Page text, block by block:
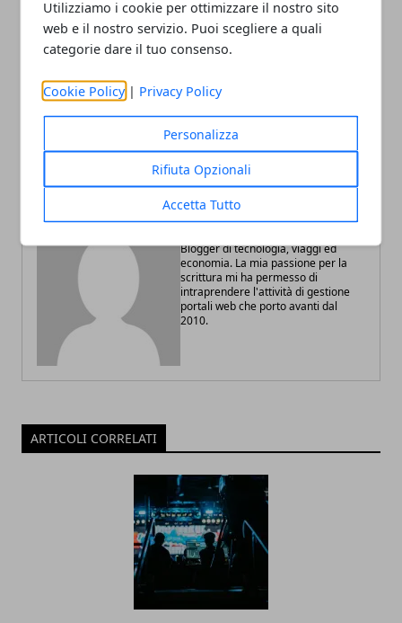
Utilizziamo i cookie per ottimizzare il nostro sito
web e il nostro servizio. Puoi scegliere a quali
categorie dare il tuo consenso.
Cookie Policy | Privacy Policy
Personalizza
Rifiuta Opzionali
Accetta Tutto
I migliori tools che un seo
professionista dovrebbe
Luce blu: quali sono i rischi
Redazione
Blogger di tecnologia, viaggi ed
economia. La mia passione per la
scrittura mi ha permesso di
intraprendere l'attività di gestione
portali web che porto avanti dal
2010.
ARTICOLI CORRELATI